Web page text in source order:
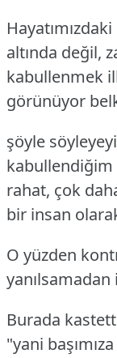
altında değil,
kabullenmek
görünüyor
şöyle
rahat, çok
bir insan
O yüzden
yanılsamadan
Burada
"yani